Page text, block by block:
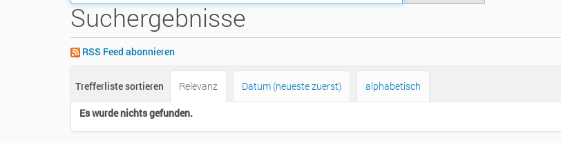
Suchergebnisse
RSS Feed abonnieren
Trefferliste sortieren Relevanz Datum (neueste zuerst) alphabetisch
Es wurde nichts gefunden.